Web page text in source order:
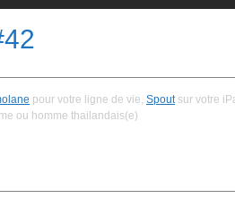
pour votre ligne de vie, Spoutsur votre
ou homme thailandais(e)